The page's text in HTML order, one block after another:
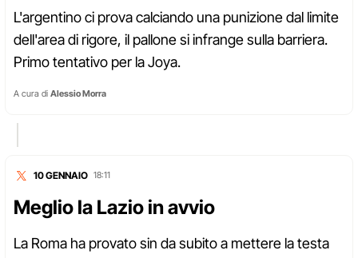
L'argentino ci prova calciando una punizione dal limite
dell'area di rigore, il pallone si infrange sulla barriera.
Primo tentativo per la Joya.
A cura di Alessio Morra
10 GENNAIO 18:11
Meglio la Lazio in avvio
La Roma ha provato sin da subito a mettere la testa